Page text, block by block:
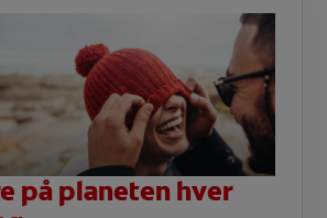
på planeten hver